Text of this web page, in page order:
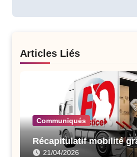
Articles Liés
Communiqués
Récapitulatif mobilité
21/04/2026